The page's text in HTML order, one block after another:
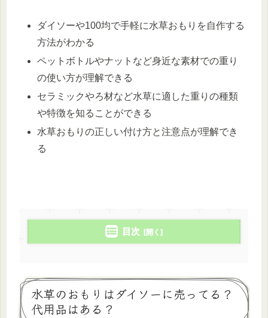
ダイソーや100均で手軽に水草おもりを自作する
方法がわかる
ペットボトルやナットなど身近な素材での重り
の使い方が理解できる
セラミックやろ材など水草に適した重りの種類
や特徴を知ることができる
水草おもりの正しい付け方と注意点が理解でき
る
目次
水草のおもりはダイソーに売ってる？
代用品はある？